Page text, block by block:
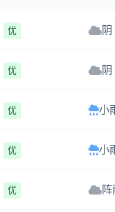
优 阴
优 阴
优 小
优 小
优 阵